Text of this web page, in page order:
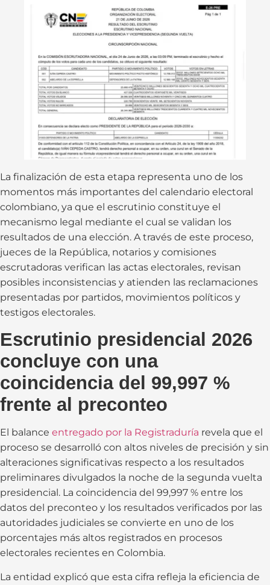
La finalización de esta etapa representa uno de los
momentos más importantes del calendario electoral
colombiano, ya que el escrutinio constituye el
mecanismo legal mediante el cual se validan los
resultados de una elección. A través de este proceso,
jueces de la República, notarios y comisiones
escrutadoras verifican las actas electorales, revisan
posibles inconsistencias y atienden las reclamaciones
presentadas por partidos, movimientos políticos y
testigos electorales.
Escrutinio presidencial 2026
concluye con una
coincidencia del 99,997 %
frente al preconteo
El balance entregado por la Registraduría revela que el
proceso se desarrolló con altos niveles de precisión y sin
alteraciones significativas respecto a los resultados
preliminares divulgados la noche de la segunda vuelta
presidencial. La coincidencia del 99,997 % entre los
datos del preconteo y los resultados verificados por las
autoridades judiciales se convierte en uno de los
porcentajes más altos registrados en procesos
electorales recientes en Colombia.
La entidad explicó que esta cifra refleja la eficiencia de